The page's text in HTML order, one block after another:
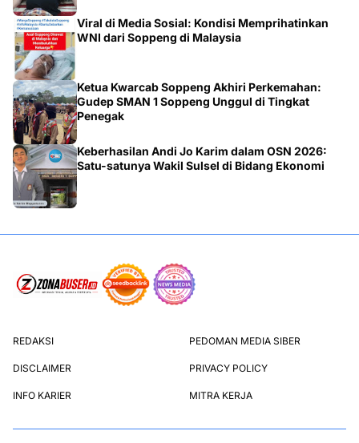
Viral di Media Sosial: Kondisi Memprihatinkan
WNI dari Soppeng di Malaysia
Ketua Kwarcab Soppeng Akhiri Perkemahan:
Gudep SMAN 1 Soppeng Unggul di Tingkat
Penegak
Keberhasilan Andi Jo Karim dalam OSN 2026:
Satu-satunya Wakil Sulsel di Bidang Ekonomi
REDAKSI PEDOMAN MEDIA SIBER
DISCLAIMER PRIVACY POLICY
INFO KARIER MITRA KERJA